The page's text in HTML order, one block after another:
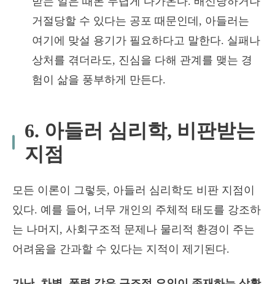
거절당할 수 있다는 공포 때문인데, 아들러는
여기에 맞설 용기가 필요하다고 말한다. 실패나
상처를 겪더라도, 진심을 다해 관계를 맺는 경
험이 삶을 풍부하게 만든다.
6. 아들러 심리학, 비판받는
지점
모든 이론이 그렇듯, 아들러 심리학도 비판 지점이
있다. 예를 들어, 너무 개인의 주체적 태도를 강조하
는 나머지, 사회구조적 문제나 물리적 환경이 주는
어려움을 간과할 수 있다는 지적이 제기된다.